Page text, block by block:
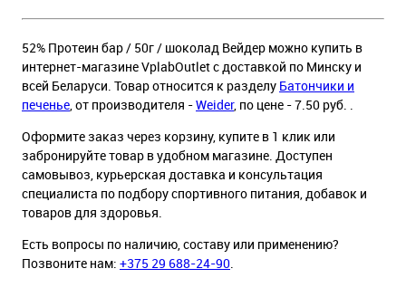
52% Протеин бар / 50г / шоколад Вейдер можно купить в
интернет-магазине VplabOutlet с доставкой по Минску и
всей Беларуси. Товар относится к разделу Батончики и
печенье, от производителя -Weider, по цене - 7.50 руб. .
Оформите заказ через корзину, купите в 1 клик или
забронируйте товар в удобном магазине. Доступен
самовывоз, курьерская доставка и консультация
специалиста по подбору спортивного питания, добавок и
товаров для здоровья.
Есть вопросы по наличию, составу или применению?
Позвоните нам: +375 29 688-24-90.